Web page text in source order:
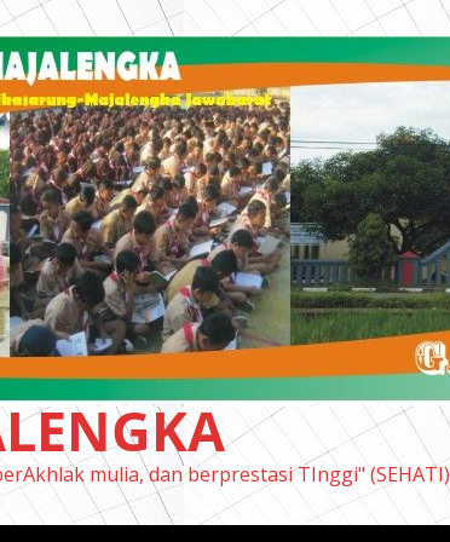
mulia, dan berprestasi TInggi" (SEHATI)